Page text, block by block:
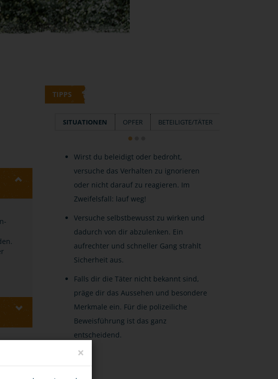
TIPPS
SITUATIONEN OPFER BETEILIGTE/TÄTER
Wirst du beleidigt oder bedroht,
versuche das Verhalten zu ignorieren
oder nicht darauf zu reagieren. Im
Zweifelsfall: lauf weg!
Versuche selbstbewusst zu wirken und
dadurch von dir abzulenken. Ein
aufrechter und schneller Gang strahlt
Sicherheit aus.
Falls dir die Täter nicht bekannt sind,
präge dir das Aussehen und besondere
Merkmale ein. Für die polizeiliche
Beweisführung ist das ganz
entscheidend.
×